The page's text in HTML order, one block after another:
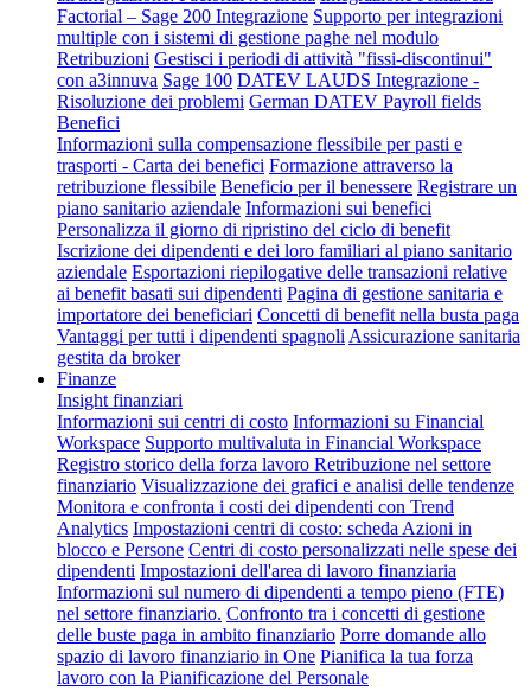
Factorial – Sage 200 Integrazione Supporto per integrazioni
multiple con i sistemi di gestione paghe nel modulo
Retribuzioni Gestisci i periodi di attività "fissi-discontinui"
con a3innuva Sage 100 DATEV LAUDS Integrazione -
Risoluzione dei problemi German DATEV Payroll fields
Benefici
Informazioni sulla compensazione flessibile per pasti e
trasporti - Carta dei benefici Formazione attraverso la
retribuzione flessibile Beneficio per il benessere Registrare un
piano sanitario aziendale Informazioni sui benefici
Personalizza il giorno di ripristino del ciclo di benefit
Iscrizione dei dipendenti e dei loro familiari al piano sanitario
aziendale Esportazioni riepilogative delle transazioni relative
ai benefit basati sui dipendenti Pagina di gestione sanitaria e
importatore dei beneficiari Concetti di benefit nella busta paga
Vantaggi per tutti i dipendenti spagnoli Assicurazione sanitaria
gestita da broker
Finanze
Insight finanziari
Informazioni sui centri di costo Informazioni su Financial
Workspace Supporto multivaluta in Financial Workspace
Registro storico della forza lavoro Retribuzione nel settore
finanziario Visualizzazione dei grafici e analisi delle tendenze
Monitora e confronta i costi dei dipendenti con Trend
Analytics Impostazioni centri di costo: scheda Azioni in
blocco e Persone Centri di costo personalizzati nelle spese dei
dipendenti Impostazioni dell'area di lavoro finanziaria
Informazioni sul numero di dipendenti a tempo pieno (FTE)
nel settore finanziario. Confronto tra i concetti di gestione
delle buste paga in ambito finanziario Porre domande allo
spazio di lavoro finanziario in One Pianifica la tua forza
lavoro con la Pianificazione del Personale